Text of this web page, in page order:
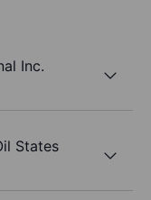
Inc.
States